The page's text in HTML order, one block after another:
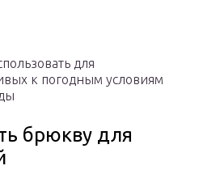
для
к погодным условиям
брюкву для